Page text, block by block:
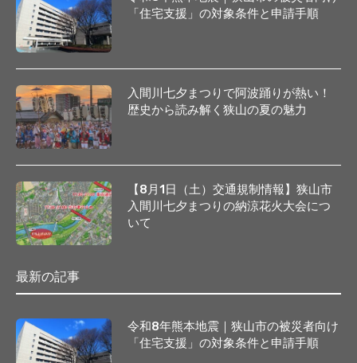
「住宅支援」の対象条件と申請手順
入間川七夕まつりで阿波踊りが熱い！
歴史から読み解く狭山の夏の魅力
【8月1日（土）交通規制情報】狭山市
入間川七夕まつりの納涼花火大会につ
いて
最新の記事
令和8年熊本地震｜狭山市の被災者向け
「住宅支援」の対象条件と申請手順